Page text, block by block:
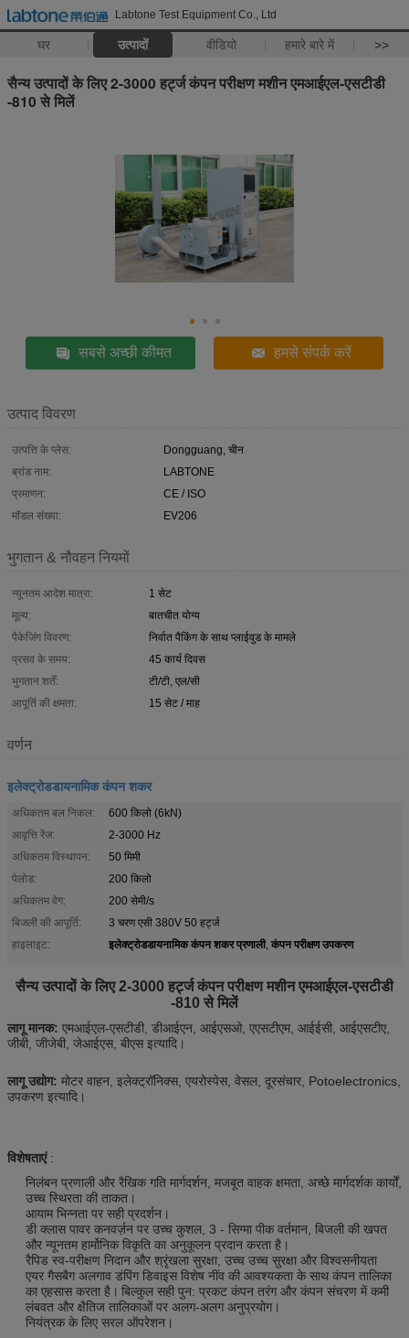
Labtone Test Equipment Co., Ltd
घर उत्पादों वीडियो हमारे बारे में >>
सैन्य उत्पादों के लिए 2-3000 हर्ट्ज कंपन परीक्षण मशीन एमआईएल-एसटीडी
-810 से मिलें
सबसे अच्छी कीमत हमसे संपर्क करें
उत्पाद विवरण
उत्पत्ति के प्लेस:
Dongguang, चीन
ब्रांड नाम:
LABTONE
प्रमाणन:
CE / ISO
मॉडल संख्या:
EV206
भुगतान & नौवहन नियमों
न्यूनतम आदेश मात्रा:
1 सेट
मूल्य:
बातचीत योग्य
पैकेजिंग विवरण:
निर्वात पैकिंग के साथ प्लाईवुड के मामले
प्रसव के समय:
45 कार्य दिवस
भुगतान शर्तें:
टी/टी, एल/सी
आपूर्ति की क्षमता:
15 सेट / माह
वर्णन
इलेक्ट्रोडडायनामिक कंपन शकर
अधिकतम बल निकल:
600 किलो (6kN)
आवृत्ति रेंज:
2-3000 Hz
अधिकतम विस्थापन:
50 मिमी
पेलोड:
200 किलो
अधिकतम वेग:
200 सेमी/s
बिजली की आपूर्ति:
3 चरण एसी 380V 50 हर्ट्ज
हाइलाइट:
इलेक्ट्रोडडायनामिक कंपन शकर प्रणाली, कंपन परीक्षण उपकरण
सैन्य उत्पादों के लिए 2-3000 हर्ट्ज कंपन परीक्षण मशीन एमआईएल-एसटीडी
-810 से मिलें
लागू मानक: एमआईएल-एसटीडी, डीआईएन, आईएसओ, एएसटीएम, आईईसी, आईएसटीए,
जीबी, जीजेबी, जेआईएस, बीएस इत्यादि।
लागू उद्योग: मोटर वाहन, इलेक्ट्रॉनिक्स, एयरोस्पेस, वेसल, दूरसंचार, Potoelectronics,
उपकरण इत्यादि।
विशेषताएं:
निलंबन प्रणाली और रैखिक गति मार्गदर्शन, मजबूत वाहक क्षमता, अच्छे मार्गदर्शक कार्यों,
उच्च स्थिरता की ताकत।
आयाम भिन्नता पर सही प्रदर्शन।
डी क्लास पावर कनवर्ज़न पर उच्च कुशल, 3 - सिग्मा पीक वर्तमान, बिजली की खपत
और न्यूनतम हार्मोनिक विकृति का अनुकूलन प्रदान करता है।
रैपिड स्व-परीक्षण निदान और श्रृंखला सुरक्षा, उच्च उच्च सुरक्षा और विश्वसनीयता
एयर गैसबैग अलगाव डंपिंग डिवाइस विशेष नींव की आवश्यकता के साथ कंपन तालिका
का एहसास करता है। बिल्कुल सही पुन: प्रकट कंपन तरंग और कंपन संचरण में कमी
लंबवत और क्षैतिज तालिकाओं पर अलग-अलग अनुप्रयोग।
नियंत्रक के लिए सरल ऑपरेशन।